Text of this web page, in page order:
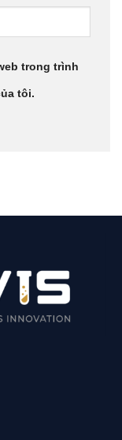
trong trình
tôi.